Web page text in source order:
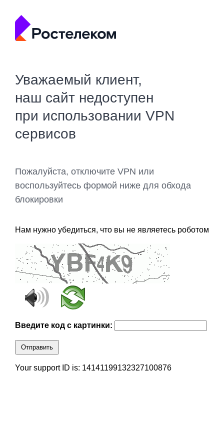
Уважаемый клиент,
наш сайт недоступен
при использовании VPN
сервисов
Пожалуйста, отключите VPN или
воспользуйтесь формой ниже для обхода
блокировки
Нам нужно убедиться, что вы не являетесь роботом
Введите код с картинки:
Отправить
Your support ID is: 14141199132327100876